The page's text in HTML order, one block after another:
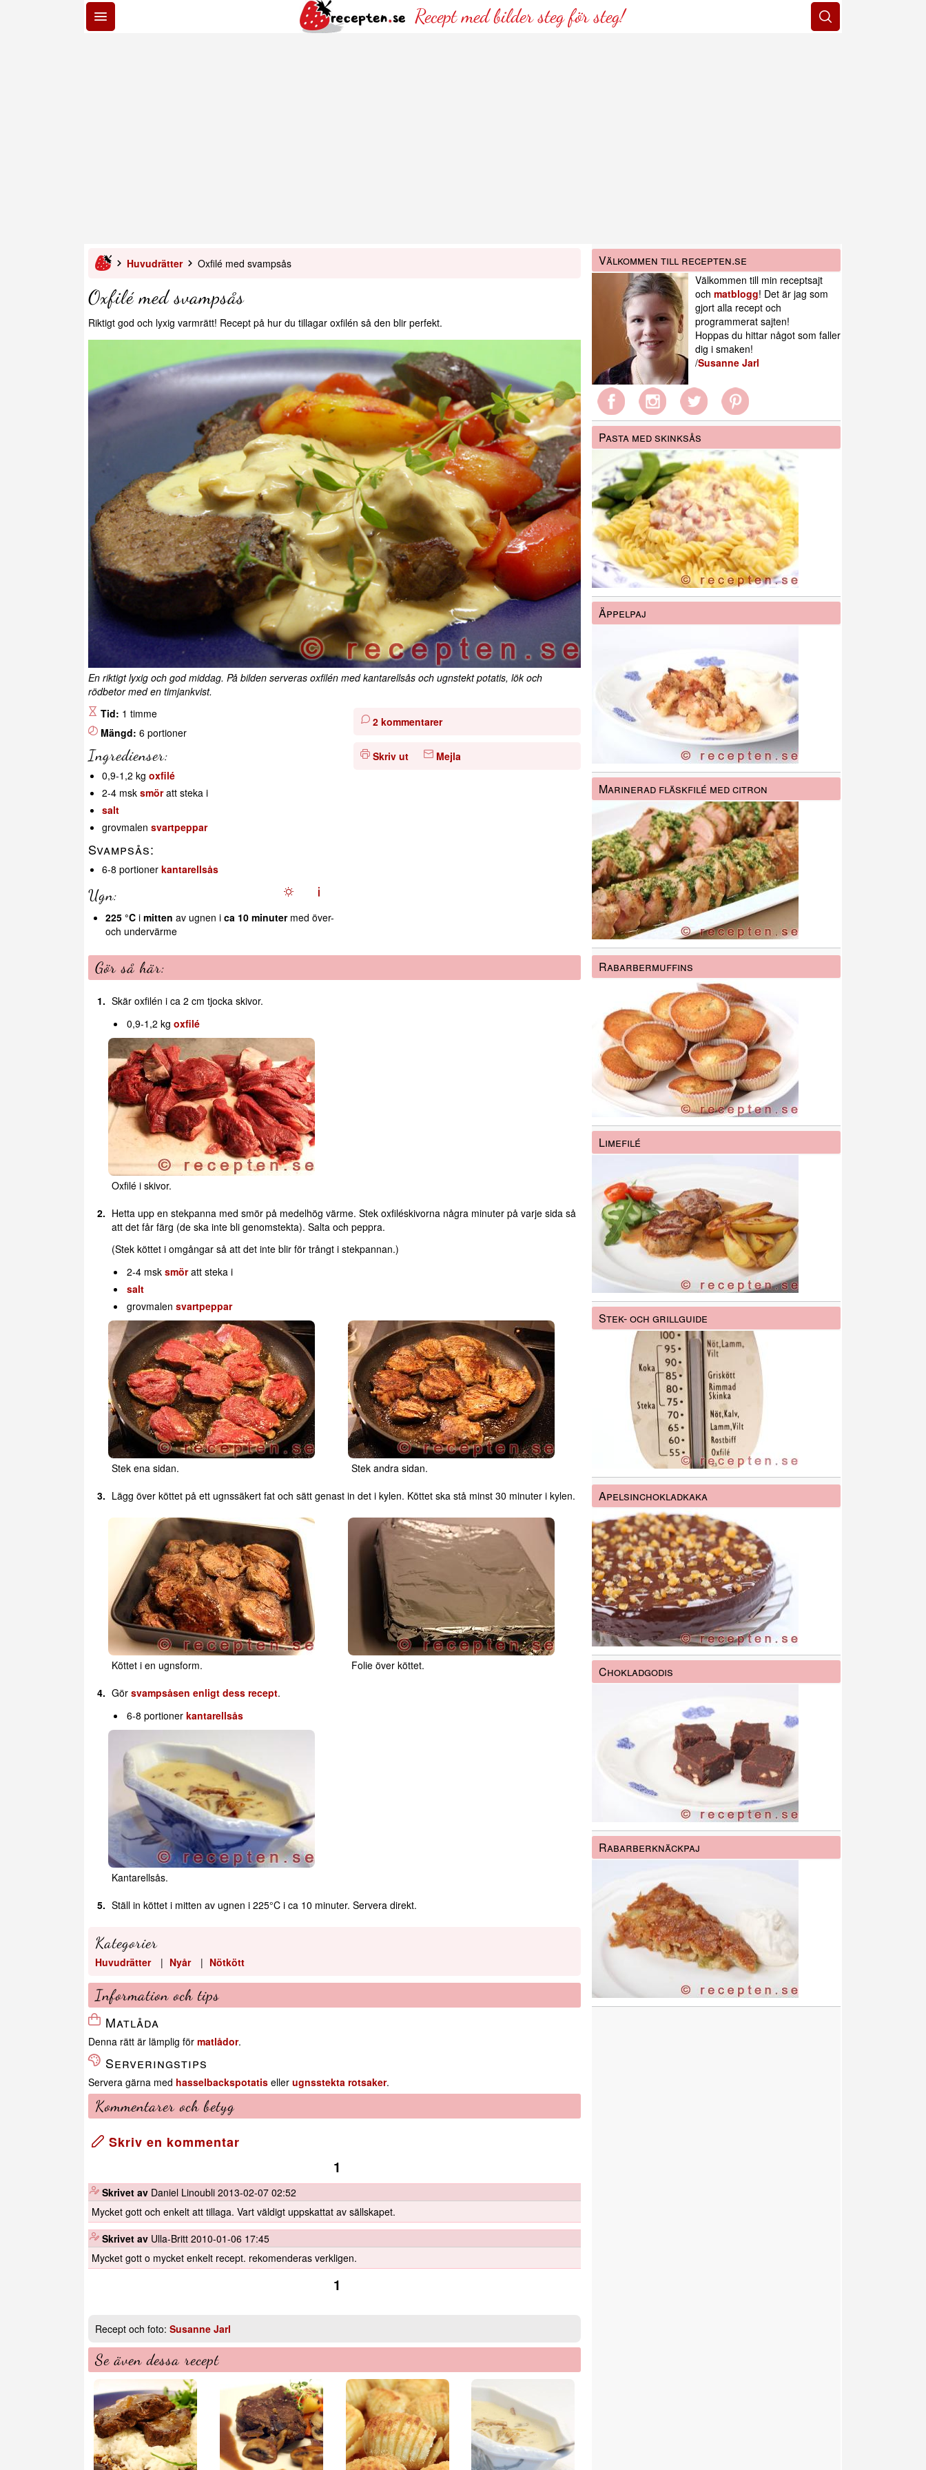
Recept med bilder steg för steg!
Huvudrätter Oxfilé med svampsås
Oxfilé med svampsås
Riktigt god och lyxig varmrätt! Recept på hur du tillagar oxfilén så den blir perfekt.
En riktigt lyxig och god middag. På bilden serveras oxfilén med kantarellsås och ugnstekt potatis, lök och
rödbetor med en timjankvist.
2 kommentarer
Skriv ut Mejla
Tid: 1 timme
Mängd: 6 portioner
Ingredienser:
0,9-1,2 kg oxfilé
2-4 msk smöratt steka i
salt
grovmalen svartpeppar
Svampsås:
6-8 portioner kantarellsås
Ugn:
225 °C i mitten av ugnen i ca 10 minutermed över-
och undervärme
Gör så här:
Skär oxfilén i ca 2 cm tjocka skivor.
0,9-1,2 kgoxfilé
Oxfilé i skivor.
Hetta upp en stekpanna med smör på medelhög värme. Stek oxfiléskivorna några minuter på varje sida så
att det får färg (de ska inte bli genomstekta). Salta och peppra.
(Stek köttet i omgångar så att det inte blir för trångt i stekpannan.)
2-4 msksmöratt steka i
salt
grovmalensvartpeppar
Stek ena sidan.
Stek andra sidan.
Lägg över köttet på ett ugnssäkert fat och sätt genast in det i kylen. Köttet ska stå minst 30 minuter i kylen.
Köttet i en ugnsform.
Folie över köttet.
Gör svampsåsen enligt dess recept.
6-8 portionerkantarellsås
Kantarellsås.
Ställ in köttet i mitten av ugnen i 225°C i ca 10 minuter. Servera direkt.
Kategorier
Huvudrätter | Nyår | Nötkött
Information och tips
Matlåda
Denna rätt är lämplig för matlådor.
Serveringstips
Servera gärna med hasselbackspotatis eller ugnsstekta rotsaker.
Kommentarer och betyg
Skriv en kommentar
1
Skrivet av Daniel Linoubli 2013-02-07 02:52
Mycket gott och enkelt att tillaga. Vart väldigt uppskattat av sällskapet.
Skrivet av Ulla-Britt 2010-01-06 17:45
Mycket gott o mycket enkelt recept. rekomenderas verkligen.
1
Recept och foto: Susanne Jarl
Se även dessa recept
Välkommen till recepten.se
Välkommen till min receptsajt
och matblogg! Det är jag som
gjort alla recept och
programmerat sajten!
Hoppas du hittar något som faller
dig i smaken!
/Susanne Jarl
Pasta med skinksås
Äppelpaj
Marinerad fläskfilé med citron
Rabarbermuffins
Limefilé
Stek- och grillguide
Apelsinchokladkaka
Chokladgodis
Rabarberknäckpaj